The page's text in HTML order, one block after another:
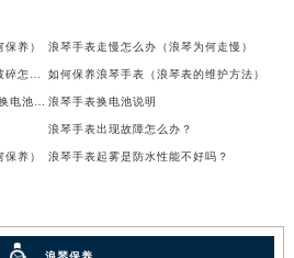
养） 浪琴手表走慢怎么办（浪琴为何走慢）
如何保养浪琴手表（浪琴表的维护方法）
浪琴手表换电池说明
浪琴手表出现故障怎么办？
养） 浪琴手表起雾是防水性能不好吗？